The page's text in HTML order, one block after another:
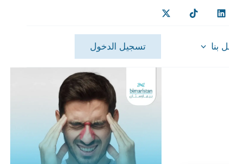
بنا تسجيل الدخول